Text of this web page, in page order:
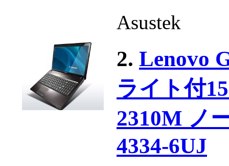
Asustek
2. Lenovo
ライト付
2310M ノ
4334-6UJ